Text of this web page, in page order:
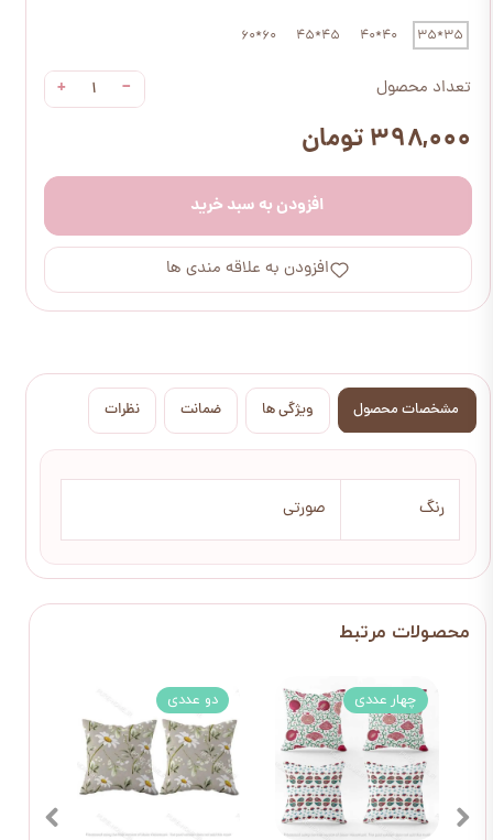
35*35
40*40
45*45
60*60
تعداد محصول −
+
۳۹۸,۰۰۰ تومان
افزودن به سبد خرید
افزودن به علاقه مندی ها
مشخصات محصول ویژگی ها ضمانت نظرات
رنگ صورتی
دو عددی چهار عددی